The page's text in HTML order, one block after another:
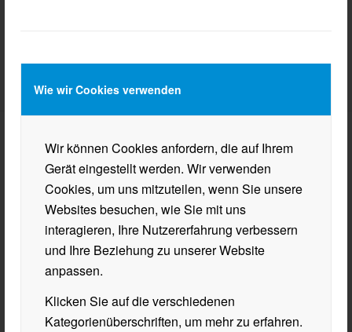
Wie wir Cookies verwenden
Wir können Cookies anfordern, die auf Ihrem
Gerät eingestellt werden. Wir verwenden
Cookies, um uns mitzuteilen, wenn Sie unsere
Websites besuchen, wie Sie mit uns
interagieren, Ihre Nutzererfahrung verbessern
und Ihre Beziehung zu unserer Website
anpassen.
Klicken Sie auf die verschiedenen
Kategorienüberschriften, um mehr zu erfahren.
BHAK/BHAS WÖRGL
Innsbrucker Straße 34
6300 Wörgl
Mailsekretariat@hak-woergl.at
Tel.+43 50 902 830